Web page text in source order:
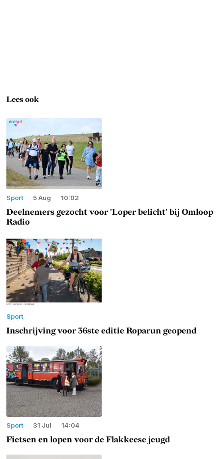
Lees ook
Sport 5 Aug 10:02
Deelnemers gezocht voor 'Loper belicht' bij Omloop
Radio
Sport
Inschrijving voor 36ste editie Roparun geopend
Sport 31 Jul 14:04
Fietsen en lopen voor de Flakkeese jeugd